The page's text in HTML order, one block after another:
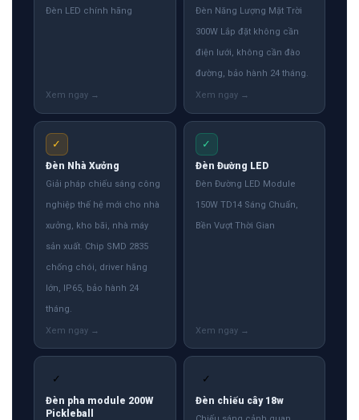
Đèn LED chính hãng
Đèn Năng Lượng Mặt Trời
300W Lắp đặt không cần
điện lưới, không cần đào
đường, bảo hành 24 tháng.
✓
Đèn Nhà Xưởng
Giải pháp chiếu sáng công
nghiệp thế hệ mới cho nhà
xưởng, kho bãi, nhà máy
sản xuất. Chip SMD 2835
chống chói, driver hãng
lớn, IP65, bảo hành 24
tháng.
✓
Đèn Đường LED
Đèn Đường LED Module
150W TD14 Sáng Chuẩn,
Bền Vượt Thời Gian
✓
Đèn pha module 200W
Pickleball
✓
Đèn chiếu cây 18w